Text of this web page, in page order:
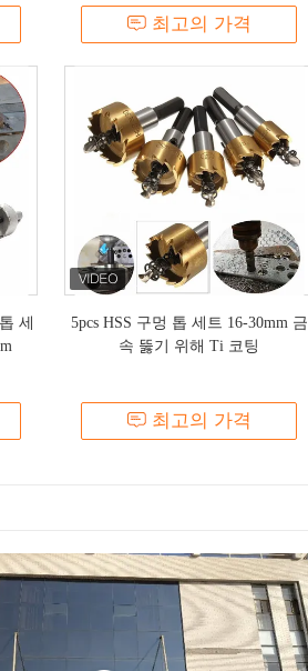
최고의 가격
세
5pcs HSS 구멍 톱 세트 16-30mm 금
속 뚫기 위해 Ti 코팅
최고의 가격